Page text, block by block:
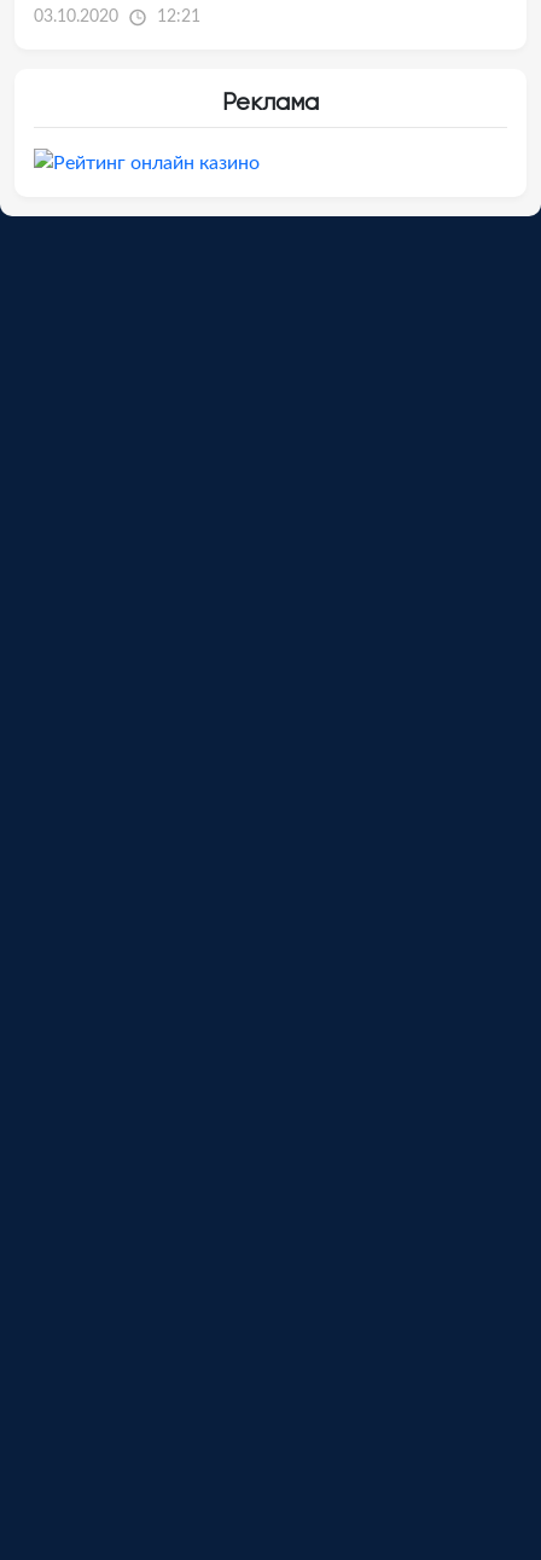
03.10.2020 12:21
Реклама